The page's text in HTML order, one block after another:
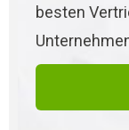
besten